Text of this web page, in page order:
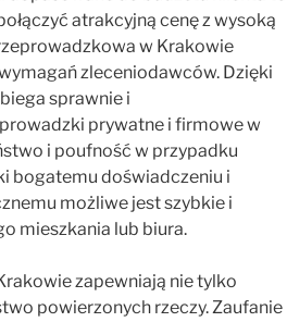
atrakcyjną cenę z wysoką
w Krakowie
zleceniodawców. Dzięki
sprawnie i
prywatne i firmowe w
i poufność w przypadku
bogatemu doświadczeniu i
możliwe jest szybkie i
mieszkania lub biura.
zapewniają nie tylko
powierzonych rzeczy. Zaufanie